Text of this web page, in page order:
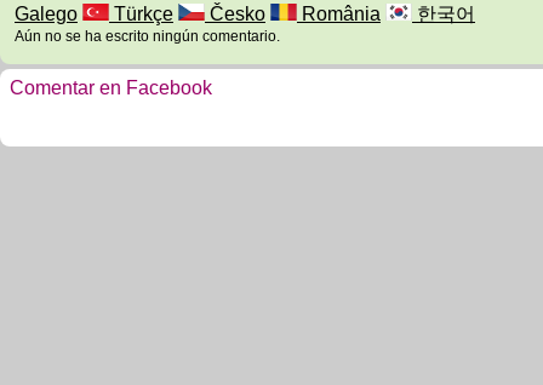
Galego
Türkçe Česko România 한국어
Aún no se ha escrito ningún comentario.
Comentar en Facebook